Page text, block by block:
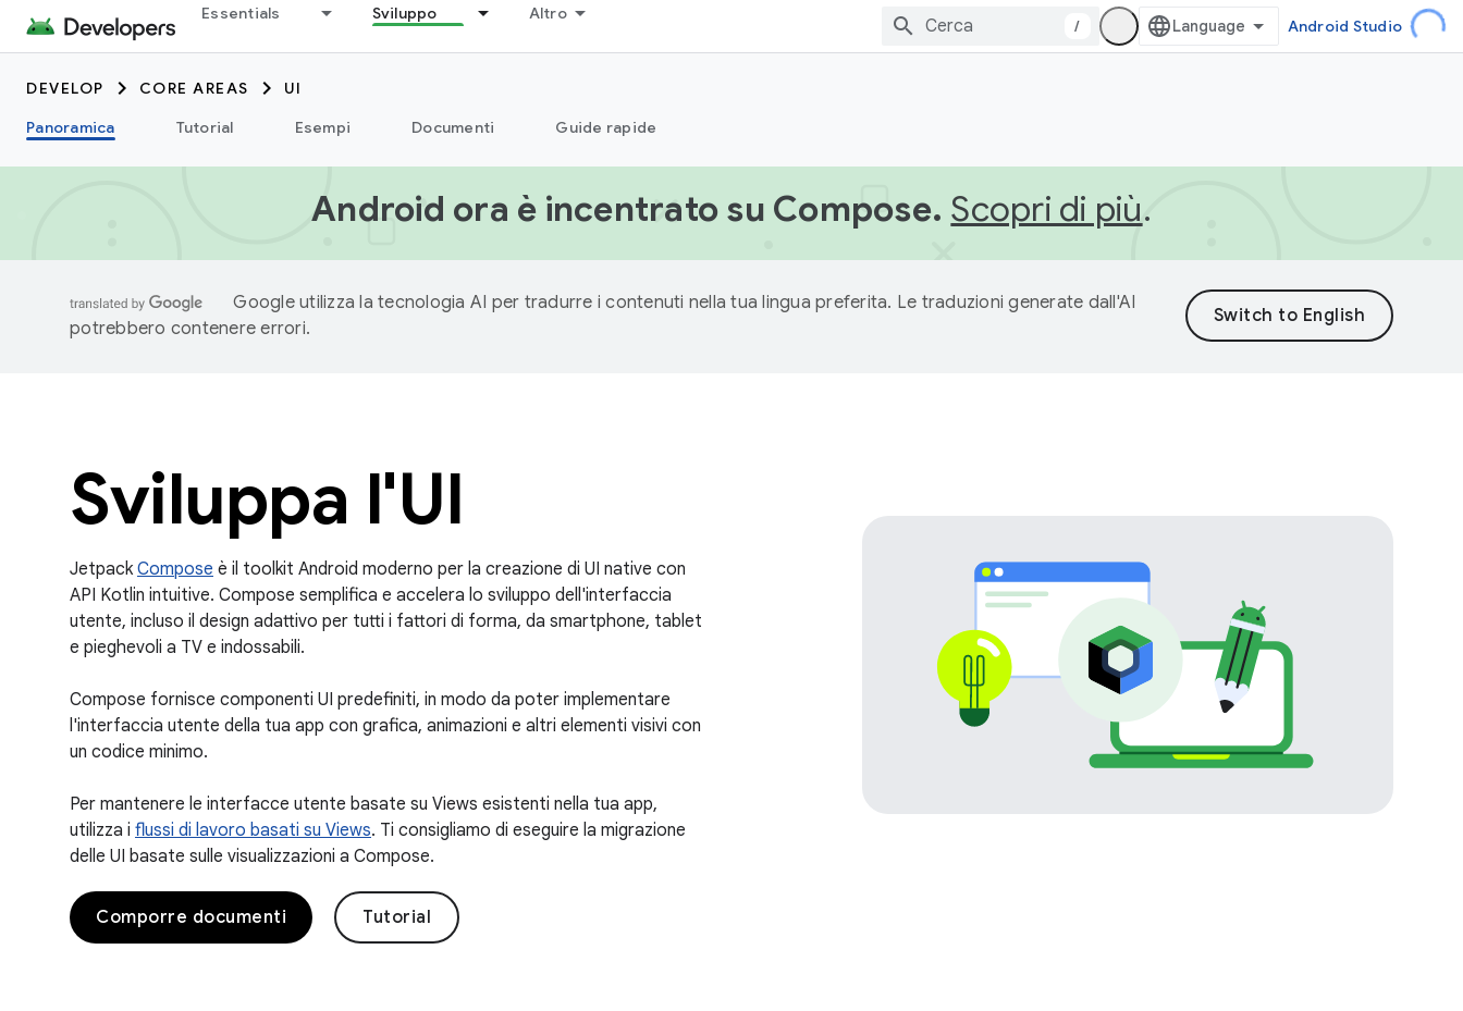
Essentials Sviluppo Altro
/ Android Studio
DEVELOP CORE AREAS
UI
Panoramica
Tutorial Esempi Documenti Guide rapide
Android ora è incentrato su Compose. Scopri di più.
Google utilizza la tecnologia AI per tradurre i contenuti nella tua lingua preferita. Le traduzioni generate dall'AI
potrebbero contenere errori.
Sviluppa l'UI
Jetpack Compose è il toolkit Android moderno per la creazione di UI native con
API Kotlin intuitive. Compose semplifica e accelera lo sviluppo dell'interfaccia
utente, incluso il design adattivo per tutti i fattori di forma, da smartphone, tablet
e pieghevoli a TV e indossabili.
Compose fornisce componenti UI predefiniti, in modo da poter implementare
l'interfaccia utente della tua app con grafica, animazioni e altri elementi visivi con
un codice minimo.
Per mantenere le interfacce utente basate su Views esistenti nella tua app,
utilizza i flussi di lavoro basati su Views. Ti consigliamo di eseguire la migrazione
delle UI basate sulle visualizzazioni a Compose.
Comporre documenti Tutorial